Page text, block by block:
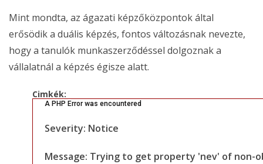
Mint mondta, az ágazati képzőközpontok által
erősödik a duális képzés, fontos változásnak nevezte,
hogy a tanulók munkaszerződéssel dolgoznak a
vállalatnál a képzés égisze alatt.
Cimkék:
A PHP Error was encountered
Severity: Notice
Message: Trying to get property 'nev' of non-